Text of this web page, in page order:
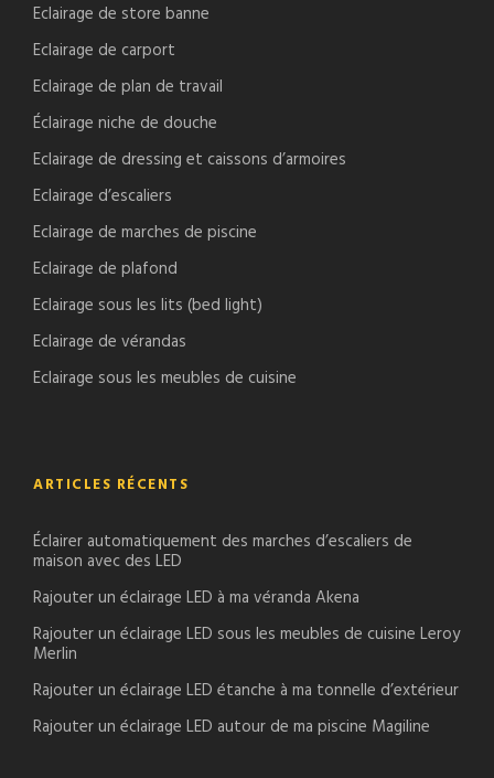
Eclairage de store banne
Eclairage de carport
Eclairage de plan de travail
Éclairage niche de douche
Eclairage de dressing et caissons d’armoires
Eclairage d’escaliers
Eclairage de marches de piscine
Eclairage de plafond
Eclairage sous les lits (bed light)
Eclairage de vérandas
Eclairage sous les meubles de cuisine
ARTICLES RÉCENTS
Éclairer automatiquement des marches d’escaliers de
maison avec des LED
Rajouter un éclairage LED à ma véranda Akena
Rajouter un éclairage LED sous les meubles de cuisine Leroy
Merlin
Rajouter un éclairage LED étanche à ma tonnelle d’extérieur
Rajouter un éclairage LED autour de ma piscine Magiline